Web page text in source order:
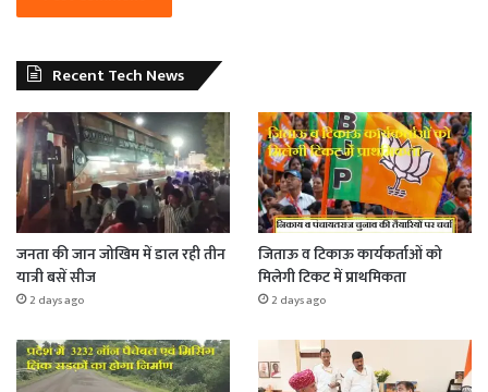
Recent Tech News
जनता की जान जोखिम में डाल रही तीन
यात्री बसें सीज
2 days ago
जिताऊ व टिकाऊ कार्यकर्ताओं को
मिलेगी टिकट में प्राथमिकता
2 days ago